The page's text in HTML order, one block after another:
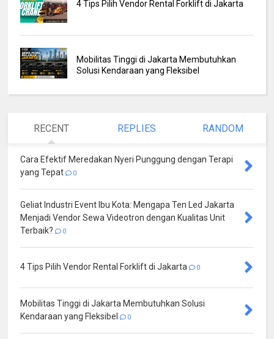
4 Tips Pilih Vendor Rental Forklift di Jakarta
Mobilitas Tinggi di Jakarta Membutuhkan
Solusi Kendaraan yang Fleksibel
RECENT REPLIES RANDOM
Cara Efektif Meredakan Nyeri Punggung dengan Terapi
yang Tepat
0
Geliat Industri Event Ibu Kota: Mengapa Ten Led Jakarta
Menjadi Vendor Sewa Videotron dengan Kualitas Unit
Terbaik?
0
4 Tips Pilih Vendor Rental Forklift di Jakarta 0
Mobilitas Tinggi di Jakarta Membutuhkan Solusi
Kendaraan yang Fleksibel
0